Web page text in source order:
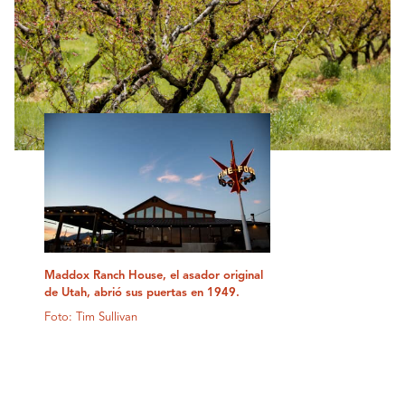
Maddox Ranch House, el asador original
de Utah, abrió sus puertas en 1949.
Foto: Tim Sullivan